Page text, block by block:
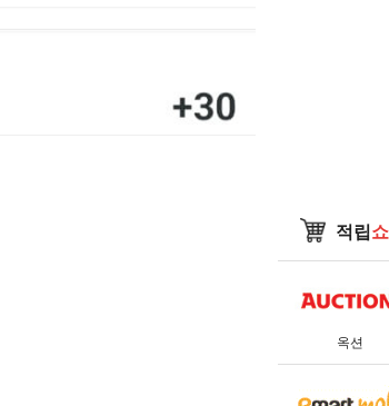
적립
옥션